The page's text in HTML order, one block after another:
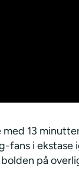
med 13
fans i ekstase
på